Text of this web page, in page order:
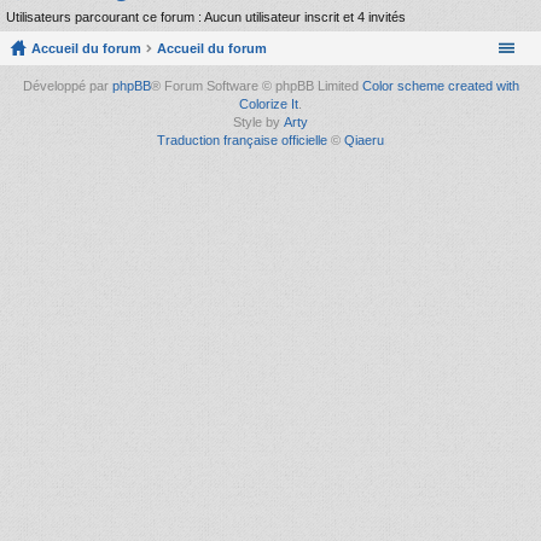
Utilisateurs parcourant ce forum : Aucun utilisateur inscrit et 4 invités
Accueil du forum Accueil du forum
Développé par phpBB® Forum Software © phpBB Limited Color scheme created with
Colorize It.
Style by Arty
Traduction française officielle © Qiaeru